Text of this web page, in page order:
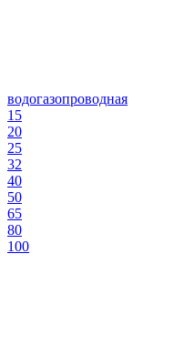
водогазопроводная
15
20
25
32
40
50
65
80
100